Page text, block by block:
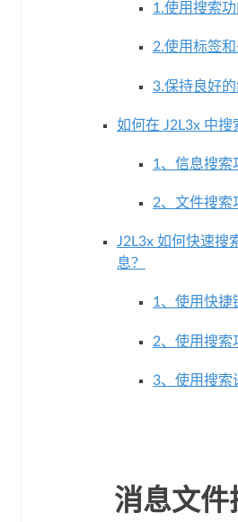
1.使用搜索
2.使用标签
3.保持良好
如何在 J2L3x 中搜
1、信息搜索
2、文件搜索
J2L3x 如何快速搜
息？
1、使用快捷
2、使用搜索
3、使用搜索
消息文件